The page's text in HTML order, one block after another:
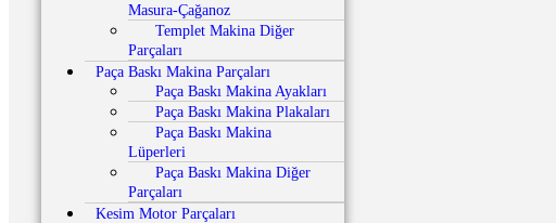
Masura-Çağanoz
Templet Makina Diğer
Parçaları
Paça Baskı Makina Parçaları
Paça Baskı Makina Ayakları
Paça Baskı Makina Plakaları
Paça Baskı Makina
Lüperleri
Paça Baskı Makina Diğer
Parçaları
Kesim Motor Parçaları